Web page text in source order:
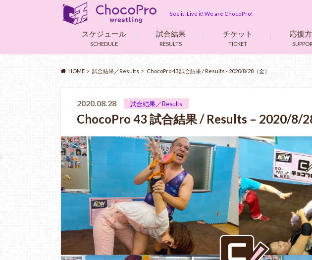
See it! Live it! We are ChocoPro!
SCHEDULE
スケジュール
RESULTS
試合結果
TICKET
チケット 応援
HOME 試合結果／Results ChocoPro 43 試合結果 / Results - 2020/8/28（金）
2020.08.28 試合結果／Results
ChocoPro 43 試合結果 / Results – 2020/8/